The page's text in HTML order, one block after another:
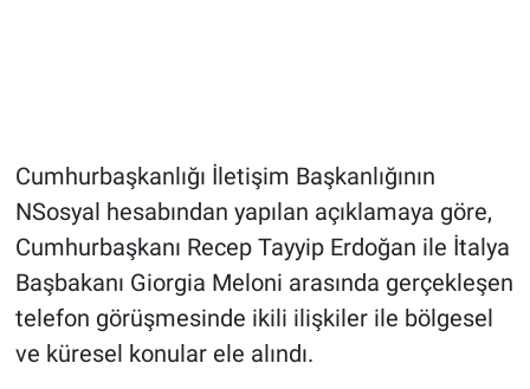
Cumhurbaşkanlığı İletişim Başkanlığının
NSosyal hesabından yapılan açıklamaya göre,
Cumhurbaşkanı Recep Tayyip Erdoğan ile İtalya
Başbakanı Giorgia Meloni arasında gerçekleşen
telefon görüşmesinde ikili ilişkiler ile bölgesel
ve küresel konular ele alındı.